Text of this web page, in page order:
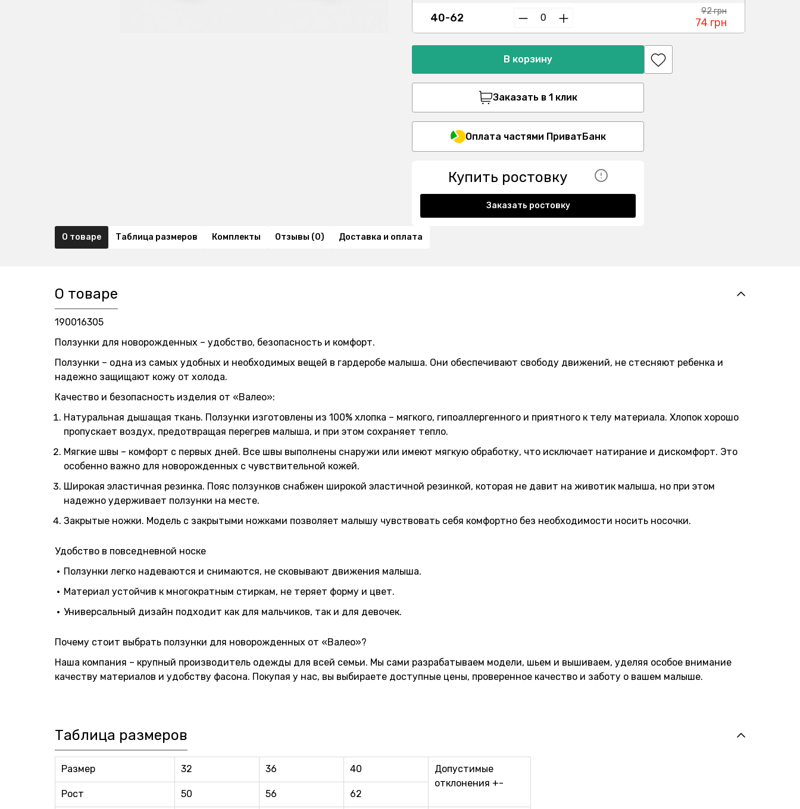
40-62
92 грн
74 грн
В корзину
Заказать в 1 клик
Оплата частями ПриватБанк
Купить ростовку
Заказать ростовку
О товаре Таблица размеров Комплекты Отзывы (0) Доставка и оплата
О товаре
190016305
Ползунки для новорожденных – удобство, безопасность и комфорт.
Ползунки – одна из самых удобных и необходимых вещей в гардеробе малыша. Они обеспечивают свободу движений, не стесняют ребенка и
надежно защищают кожу от холода.
Качество и безопасность изделия от «Валео»:
Натуральная дышащая ткань. Ползунки изготовлены из 100% хлопка – мягкого, гипоаллергенного и приятного к телу материала. Хлопок хорошо
пропускает воздух, предотвращая перегрев малыша, и при этом сохраняет тепло.
Мягкие швы – комфорт с первых дней. Все швы выполнены снаружи или имеют мягкую обработку, что исключает натирание и дискомфорт. Это
особенно важно для новорожденных с чувствительной кожей.
Широкая эластичная резинка. Пояс ползунков снабжен широкой эластичной резинкой, которая не давит на животик малыша, но при этом
надежно удерживает ползунки на месте.
Закрытые ножки. Модель с закрытыми ножками позволяет малышу чувствовать себя комфортно без необходимости носить носочки.
Удобство в повседневной носке
Ползунки легко надеваются и снимаются, не сковывают движения малыша.
Материал устойчив к многократным стиркам, не теряет форму и цвет.
Универсальный дизайн подходит как для мальчиков, так и для девочек.
Почему стоит выбрать ползунки для новорожденных от «Валео»?
Наша компания – крупный производитель одежды для всей семьи. Мы сами разрабатываем модели, шьем и вышиваем, уделяя особое внимание
качеству материалов и удобству фасона. Покупая у нас, вы выбираете доступные цены, проверенное качество и заботу о вашем малыше.
Таблица размеров
Размер 32 36 40
Допустимые
отклонения +-
Рост
50 56 62